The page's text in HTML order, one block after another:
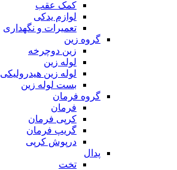
کمک عقب
لوازم یدکی
تعمیرات و نگهداری
گروه زین
زین دوچرخه
لوله زین
لوله زین هیدرولیکی
بست لوله زین
گروه فرمان
فرمان
کرپی فرمان
گریپ فرمان
درپوش کرپی
پدال
تخت